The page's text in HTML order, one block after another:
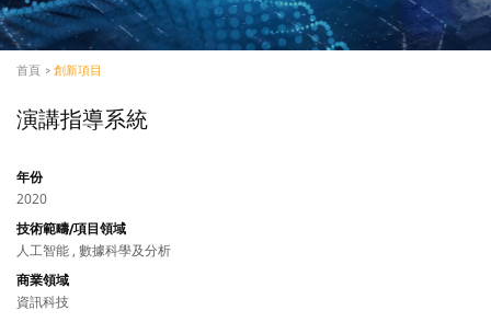
首頁 > 創新項目
演講指導系統
年份
2020
技術範疇/項目領域
人工智能 , 數據科學及分析
商業領域
資訊科技